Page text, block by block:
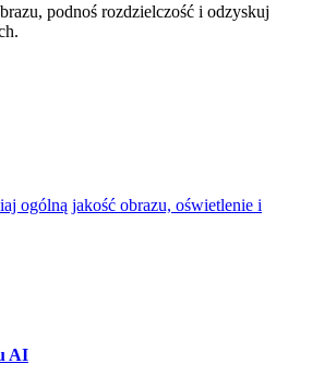
podnoś rozdzielczość i odzyskuj
ogólną jakość obrazu, oświetlenie i
AI